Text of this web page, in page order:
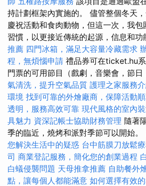
持計劃框架內實施的。 儘管整個冬天
慶祝活動和食肉動物，但這一次，我
習慣，以更接近傳統的起源，信息和功
推薦 四門冰箱，滿足大容量冷藏需求
程，無煩惱申請 禮品券可在ticket.hu
門票的可用節目（戲劇，音樂會，節日
氣清洗，提升空氣品質 護理之家服務
環境 找到可靠的外燴廠商，保障活動
透明，服務高效可靠 現代風格的室內
具魅力 資深記帳士協助財務管理 隨著
季的臨近，燒烤和派對季節可以開始。
您解決生活中的疑惑 台中筋膜刀放鬆
司 商業登記服務，簡化您的創業過程
白蟻侵襲問題 天母推拿推薦 自助餐外
點，讓每個人都能滿意 如何選擇有效